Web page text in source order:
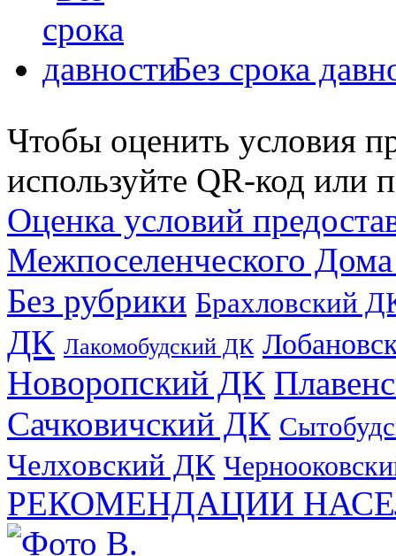
Без срока
Чтобы оценить условия
используйте QR-код или
Оценка условий
Межпоселенческого
Без рубрики Брахловский
ДК Лакомобудский ДК
Новоропский ДК
Сачковичский ДК
Челховский ДК
РЕКОМЕНДАЦИИ